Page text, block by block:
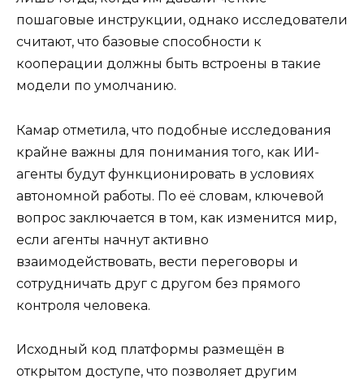
пошаговые инструкции, однако исследователи
считают, что базовые способности к
кооперации должны быть встроены в такие
модели по умолчанию.
Камар отметила, что подобные исследования
крайне важны для понимания того, как ИИ-
агенты будут функционировать в условиях
автономной работы. По её словам, ключевой
вопрос заключается в том, как изменится мир,
если агенты начнут активно
взаимодействовать, вести переговоры и
сотрудничать друг с другом без прямого
контроля человека.
Исходный код платформы размещён в
открытом доступе, что позволяет другим